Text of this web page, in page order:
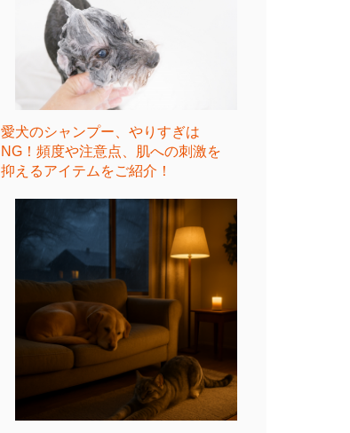
愛犬のシャンプー、やりすぎは
NG！頻度や注意点、肌への刺激を
抑えるアイテムをご紹介！